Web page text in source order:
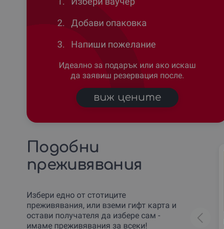
2.
Добави опаковка
3.
Напиши пожелание
Идеално за подарък или ако искаш
да заявиш резервация после.
виж цените
Подобни
преживявания
Избери едно от стотиците
преживявания, или вземи гифт карта и
остави получателя да избере сам -
имаме преживявания за всеки!